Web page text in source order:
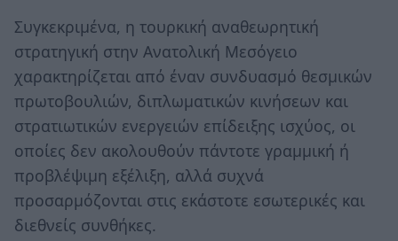
Συγκεκριμένα, η τουρκική αναθεωρητική
στρατηγική στην Ανατολική Μεσόγειο
χαρακτηρίζεται από έναν συνδυασμό θεσμικών
πρωτοβουλιών, διπλωματικών κινήσεων και
στρατιωτικών ενεργειών επίδειξης ισχύος, οι
οποίες δεν ακολουθούν πάντοτε γραμμική ή
προβλέψιμη εξέλιξη, αλλά συχνά
προσαρμόζονται στις εκάστοτε εσωτερικές και
διεθνείς συνθήκες.